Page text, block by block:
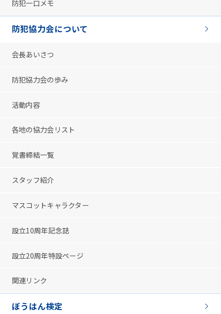
防犯一口メモ
防犯協力会について
会長あいさつ
防犯協力会の歩み
活動内容
各地の協力会リスト
覚書締結一覧
スタッフ紹介
マスコットキャラクター
設立10周年記念誌
設立20周年特設ページ
関連リンク
ぼうはん検定